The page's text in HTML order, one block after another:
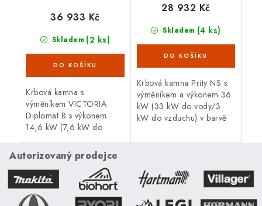
Skladem (2 ks)
36 933 Kč
Krbová kamna s
výměníkem VICTORIA
Diplomat B s výkonem
14,6 kW (7,6 kW do
proskleným
panoramatickým
topeništěm a praktickým
prostorem pro
skladování...
Skladem (4 ks)
28 932 Kč
Krbová kamna Prity NS s
výměníkem a výkonem 36
kW (33 kW do vody/3
kW do vzduchu) v barvě
schopnost kamen činí více
Autorizovaný prodejce